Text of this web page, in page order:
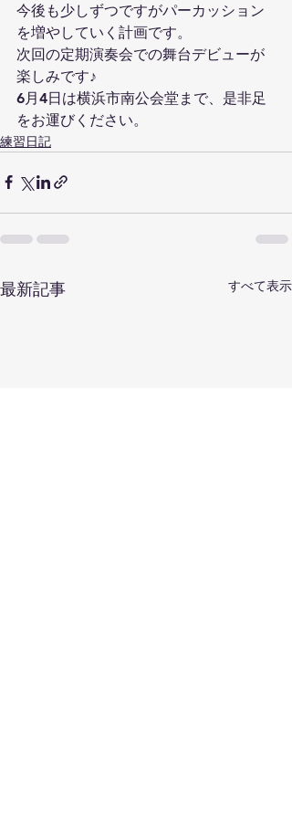
今後も少しずつですがパーカッション
を増やしていく計画です。
次回の定期演奏会での舞台デビューが
楽しみです♪
6月4日は横浜市南公会堂まで、是非足
をお運びください。
練習日記
最新記事 すべて表示